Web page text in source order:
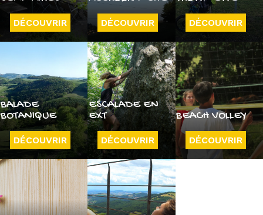
DÉCOUVRIR DÉCOUVRIR DÉCOUVRIR
BALADE
BOTANIQUE
DÉCOUVRIR
ESCALADE EN
EXT
DÉCOUVRIR
BEACH VOLLEY
DÉCOUVRIR